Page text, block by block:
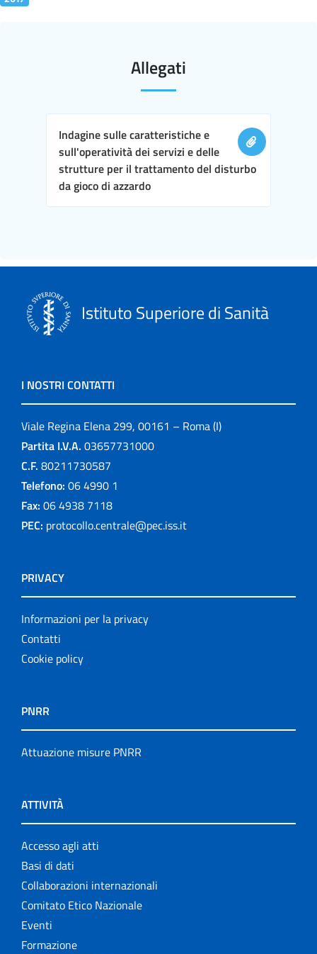
Allegati
Indagine sulle caratteristiche e
sull'operatività dei servizi e delle
strutture per il trattamento del disturbo
da gioco di azzardo
Istituto Superiore di Sanità
I NOSTRI CONTATTI
Viale Regina Elena 299, 00161 – Roma (I)
Partita I.V.A. 03657731000
C.F. 80211730587
Telefono: 06 4990 1
Fax: 06 4938 7118
PEC: protocollo.centrale@pec.iss.it
PRIVACY
Informazioni per la privacy
Contatti
Cookie policy
PNRR
Attuazione misure PNRR
ATTIVITÀ
Accesso agli atti
Basi di dati
Collaborazioni internazionali
Comitato Etico Nazionale
Eventi
Formazione